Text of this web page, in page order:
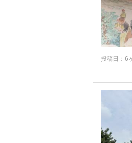
寧夏回族
寧波
屯渓
山東省
常州
投稿日：6